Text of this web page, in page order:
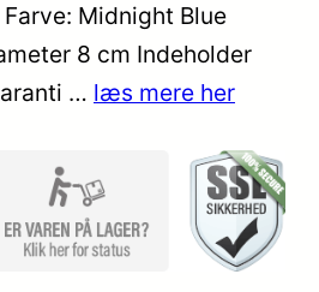
Midnight Blue
8 cm Indeholder
… læs mere her